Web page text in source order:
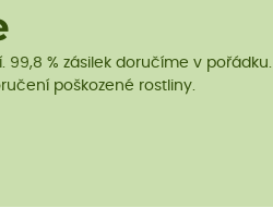
99,8 % zásilek doručíme v pořádku.
poškozené rostliny.